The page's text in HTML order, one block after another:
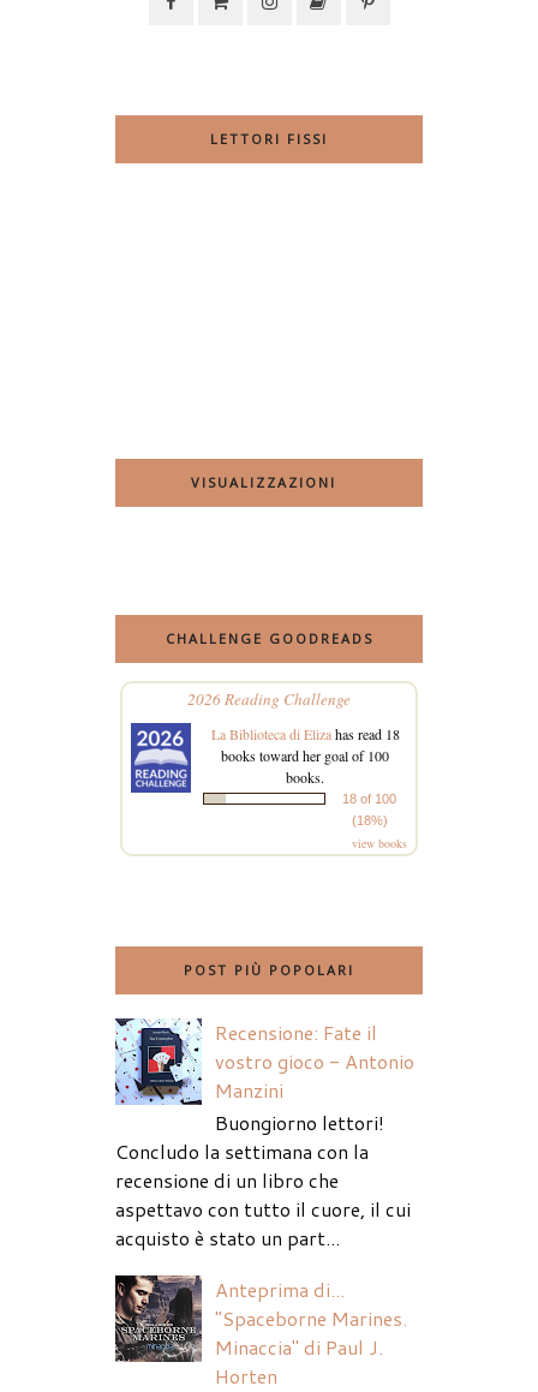
LETTORI FISSI
VISUALIZZAZIONI
CHALLENGE GOODREADS
2026 Reading Challenge
La Biblioteca di Elizahas read 18
books toward her goal of 100
books.
18 of 100
(18%)
view books
POST PIÙ POPOLARI
Recensione: Fate il
vostro gioco - Antonio
Manzini
Buongiorno lettori!
Concludo la settimana con la
recensione di un libro che
aspettavo con tutto il cuore, il cui
acquisto è stato un part...
Anteprima di...
"Spaceborne Marines.
Minaccia" di Paul J.
Horten